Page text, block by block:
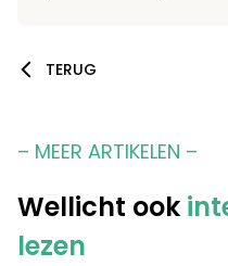
TERUG
– MEER ARTIKELEN –
Wellicht ook
lezen